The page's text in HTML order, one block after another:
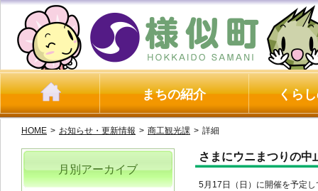
まちの紹介 くら
HOME > お知らせ・更新情報 > 商工観光課 > 詳細
さまにウニまつりの中
5月17日（日）に開催を予定
月別アーカイブ